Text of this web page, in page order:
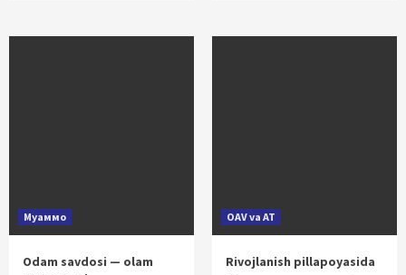
Муаммо
Odam savdosi — olam
OAV va AT
Rivojlanish pillapoyasida